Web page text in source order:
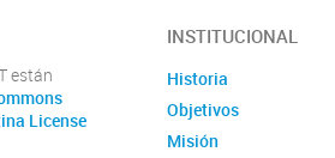
están
License
INSTITUCIONAL
Historia
Objetivos
Misión